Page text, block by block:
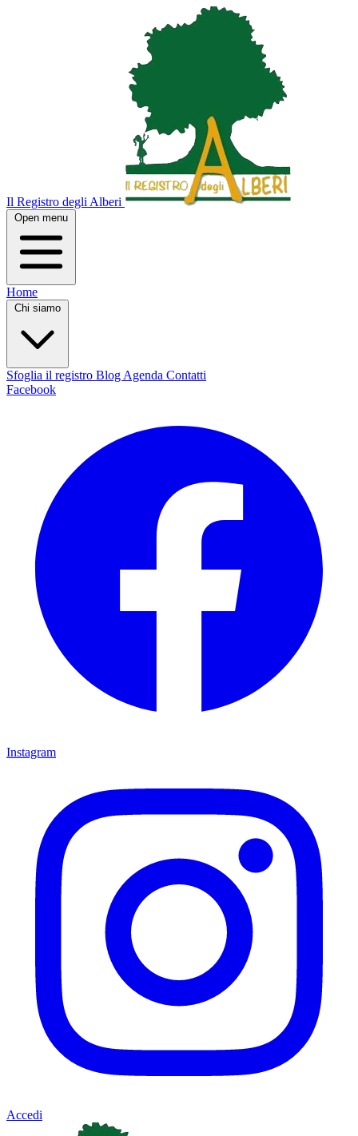
Il Registro degli Alberi
Open menu
Home
Chi siamo
Sfoglia il registro Blog Agenda Contatti
Facebook
Instagram
Accedi